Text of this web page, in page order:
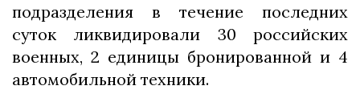
подразделения в течение последних
суток ликвидировали 30 российских
военных, 2 единицы бронированной и 4
автомобильной техники.